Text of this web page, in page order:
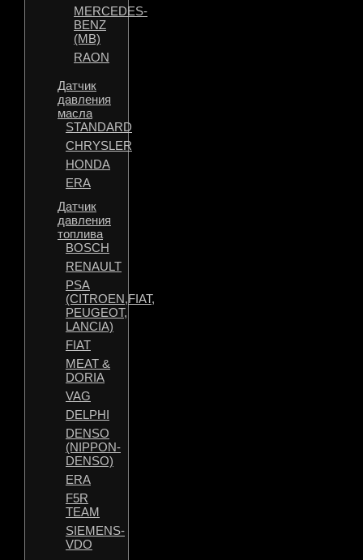
MERCEDES-
BENZ
(MB)
RAON
Датчик
давления
масла
STANDARD
CHRYSLER
HONDA
ERA
Датчик
давления
топлива
BOSCH
RENAULT
PSA
(CITROEN,FIAT,
PEUGEOT,
LANCIA)
FIAT
MEAT &
DORIA
VAG
DELPHI
DENSO
(NIPPON-
DENSO)
ERA
F5R
TEAM
SIEMENS-
VDO